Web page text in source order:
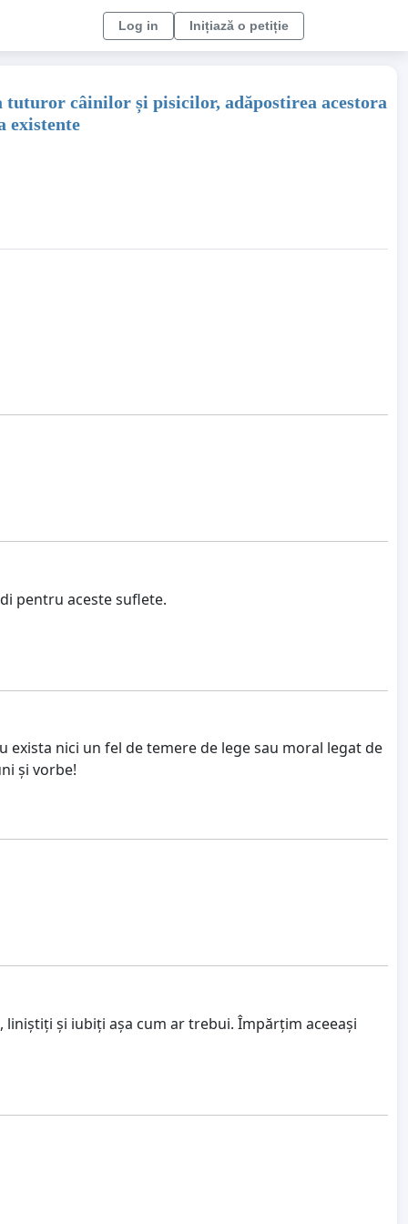
Log in Inițiază o petiție
tuturor câinilor și pisicilor, adăpostirea acestora
existente
pentru aceste suflete.
nici un fel de temere de lege sau moral legat de
și vorbe!
și iubiți așa cum ar trebui. Împărțim aceeași